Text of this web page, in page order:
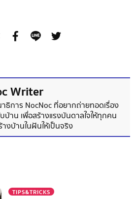
Writer
ธิการ NocNoc ที่อยากถ่ายทอดเรื่อง
บ้าน เพื่อสร้างแรงบันดาลใจให้ทุกคน
งบ้านในฝันให้เป็นจริง
TIPS&TRICKS